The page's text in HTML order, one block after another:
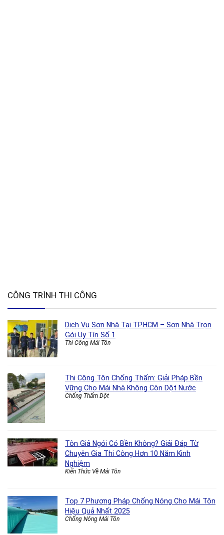
CÔNG TRÌNH THI CÔNG
Dịch Vụ Sơn Nhà Tại TP.HCM – Sơn Nhà Trọn
Gói Uy Tín Số 1
Thi Công Mái Tôn
Thi Công Tôn Chống Thấm: Giải Pháp Bền
Vững Cho Mái Nhà Không Còn Dột Nước
Chống Thấm Dột
Tôn Giả Ngói Có Bền Không? Giải Đáp Từ
Chuyên Gia Thi Công Hơn 10 Năm Kinh
Nghiệm
Kiến Thức Về Mái Tôn
Top 7 Phương Pháp Chống Nóng Cho Mái Tôn
Hiệu Quả Nhất 2025
Chống Nóng Mái Tôn